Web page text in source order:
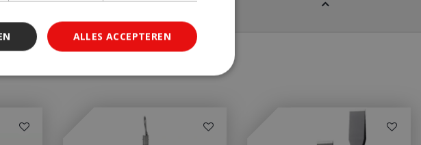
ALLES ACCEPTEREN
mogelijk, zoals gebruikersaanmelding en
noodzakelijke cookies.